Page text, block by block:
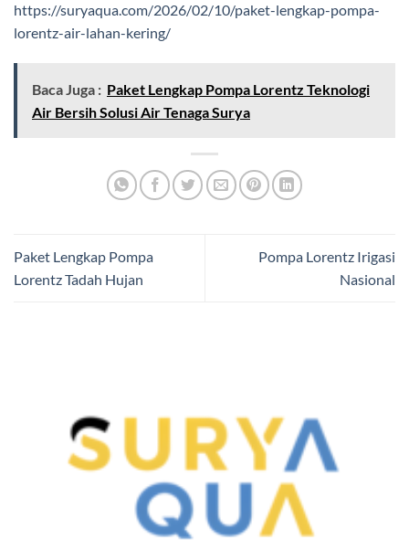
https://suryaqua.com/2026/02/10/paket-lengkap-pompa-
lorentz-air-lahan-kering/
Baca Juga : Paket Lengkap Pompa Lorentz Teknologi
Air Bersih Solusi Air Tenaga Surya
Paket Lengkap Pompa
Lorentz Tadah Hujan
Pompa Lorentz Irigasi
Nasional